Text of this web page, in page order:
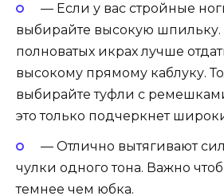
— Если у вас стройные
выбирайте высокую
полноватых икрах лучше
высокому прямому каблуку.
выбирайте туфли с
это только подчеркнет
— Отлично вытягивают
чулки одного тона. Важно
темнее чем юбка.